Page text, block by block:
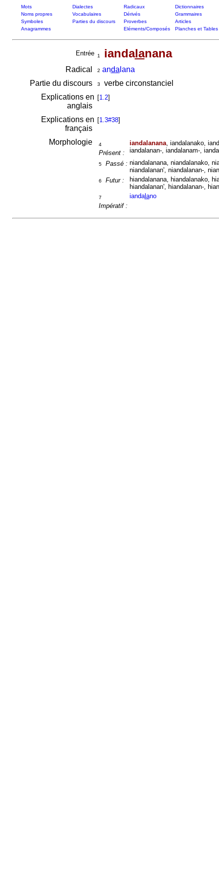
Mots Dialectes Radicaux
Dictionnaires
Noms propres
Vocabulaires Dérivés
Grammaires
Symboles
Parties du discours Proverbes
Articles
Anagrammes
Eléments/Composés Planches et Tables
Entrée 1 iandalanana
Radical 2 anda lana
Partie du discours
3
verbe circonstanciel
Explications en
anglais
[1.2]
Explications en
français
[1.3#38]
Morphologie 4
Présent :
iandalanana, iandalanako,
iandalanan-, iandalanam-,
5 Passé : niandalanana, niandalanako,
niandalanan', niandalanan-,
6 Futur :
hiandalanana, hiandalanako,
hiandalanan', hiandalanan-,
7
Impératif :
iandalano